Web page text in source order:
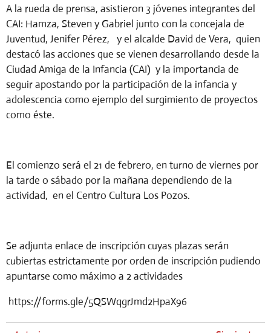
A la rueda de prensa, asistieron 3 jóvenes integrantes del
CAI: Hamza, Steven y Gabriel junto con la concejala de
Juventud, Jenifer Pérez, y el alcalde David de Vera, quien
destacó las acciones que se vienen desarrollando desde la
Ciudad Amiga de la Infancia (CAI) y la importancia de
seguir apostando por la participación de la infancia y
adolescencia como ejemplo del surgimiento de proyectos
como éste.
El comienzo será el 21 de febrero, en turno de viernes por
la tarde o sábado por la mañana dependiendo de la
actividad, en el Centro Cultura Los Pozos.
Se adjunta enlace de inscripción cuyas plazas serán
cubiertas estrictamente por orden de inscripción pudiendo
apuntarse como máximo a 2 actividades
https://forms.gle/5QSWqgrJmd2HpaX96